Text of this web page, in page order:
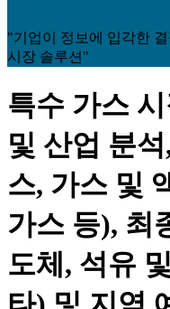
"기업이 정보에 입각한
시장 솔루션"
특수 가스
및 산업 분
스, 가스 및
가스 등), 최
도체, 석유